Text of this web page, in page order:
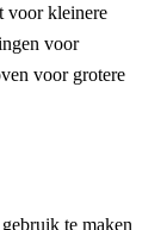
voor kleinere
voor
voor grotere
te maken